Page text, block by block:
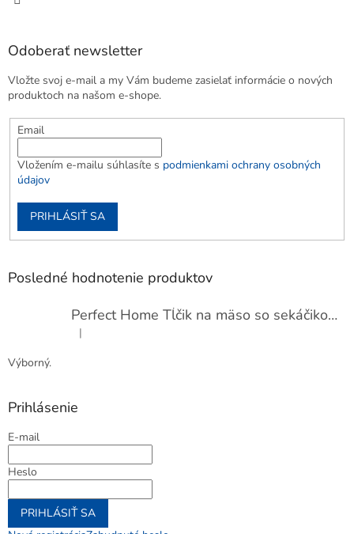
Odoberať newsletter
Vložte svoj e-mail a my Vám budeme zasielať informácie o nových
produktoch na našom e-shope.
Email
Vložením e-mailu súhlasíte s podmienkami ochrany osobných
údajov
PRIHLÁSIŤ SA
Posledné hodnotenie produktov
Perfect Home Tĺčik na mäso so sekáčikom, 56893
Hodnotenie produktu je 5 z 5 hviezdičiek.
|
Výborný.
Prihlásenie
E-mail
Heslo
PRIHLÁSIŤ SA